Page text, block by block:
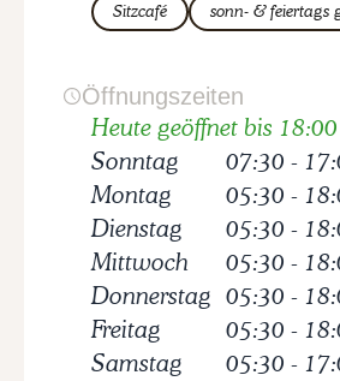
Sitzcafé
sonn- & feiertags
Öffnungszeiten
Heute geöffnet bis
Sonntag
07:30 -
Montag
05:30 -
Dienstag
05:30 -
Mittwoch
05:30 -
Donnerstag 05:30 -
Freitag
05:30 -
Samstag
05:30 -